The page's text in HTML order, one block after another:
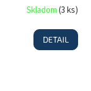
Skladom(3 ks)
DETAIL